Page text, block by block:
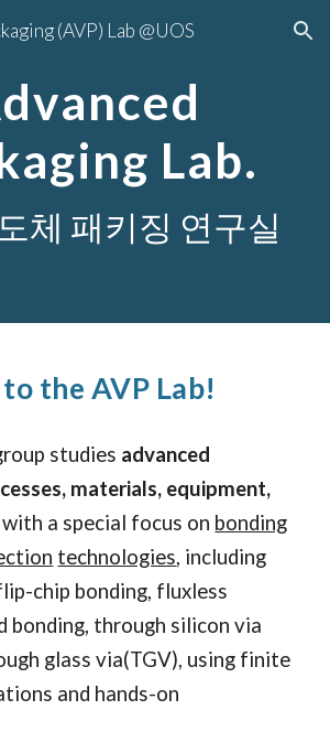
Skip to navigation
(AVP) Lab @UOS
Lab.
체 패키징 연구실
the AVP Lab!
studies advanced
materials, equipment,
with a special focus on bonding
technologies, including
chip bonding, fluxless
bonding, through silicon via
glass via(TGV), using finite
and hands-on